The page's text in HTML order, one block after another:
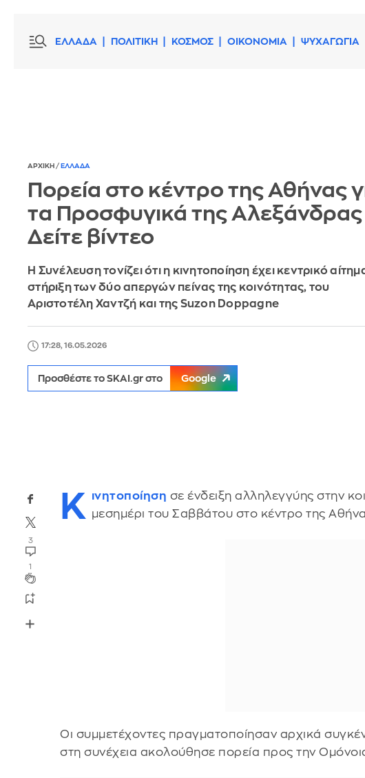
ΕΛΛΑΔΑ ΠΟΛΙΤΙΚΗ ΚΟΣΜΟΣ ΟΙΚΟΝΟΜΙΑ ΨΥΧΑΓΩΓΙΑ
ΑΡΧΙΚΗ / ΕΛΛΑΔΑ
Πορεία στο κέντρο της Αθήνας
τα Προσφυγικά της Αλεξάνδρας
Δείτε βίντεο
Η Συνέλευση τονίζει ότι η κινητοποίηση έχει κεντρικό
στήριξη των δύο απεργών πείνας της κοινότητας, του
Αριστοτέλη Χαντζή και της Suzon Doppagne
17:28, 16.05.2026
Προσθέστε το SKAI.gr στο Google
3
1
Κ ινητοποίηση σε ένδειξη αλληλεγγύης στην
μεσημέρι του Σαββάτου στο κέντρο της
Οι συμμετέχοντες πραγματοποίησαν αρχικά
στη συνέχεια ακολούθησε πορεία προς την